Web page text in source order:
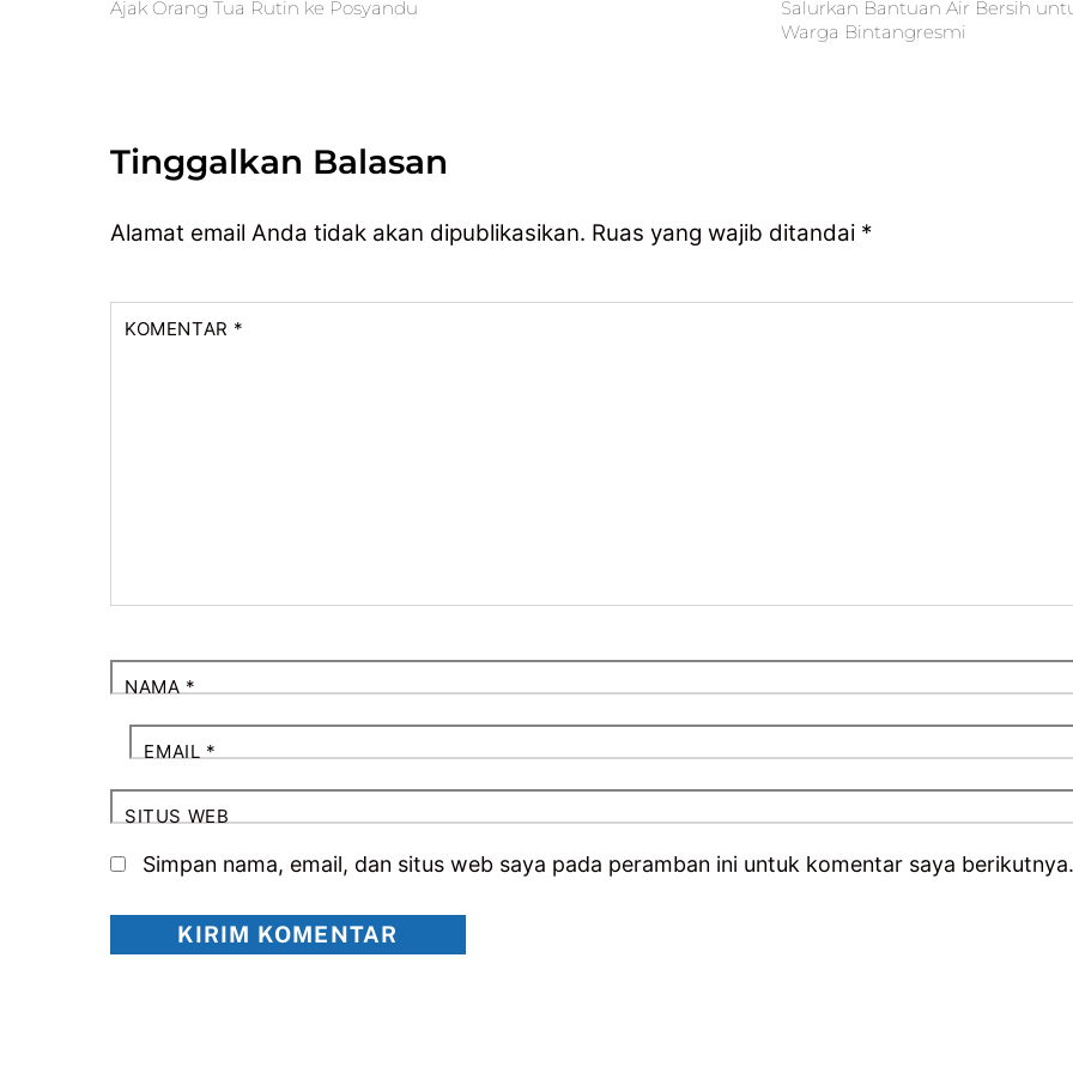
Ajak Orang Tua Rutin ke Posyandu
Salurkan Bantuan Air Bersih
Warga Bintangresmi
Tinggalkan Balasan
Alamat email Anda tidak akan dipublikasikan. Ruas yang wajib ditandai *
KOMENTAR *
NAMA *
EMAIL *
SITUS WEB
Simpan nama, email, dan situs web saya pada peramban ini untuk komentar saya